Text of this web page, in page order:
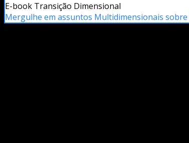
E-book Transição Dimensional
Mergulhe em assuntos Multidimensionais